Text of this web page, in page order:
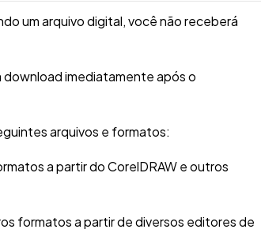
um arquivo digital, você não receberá
imediatamente após o
arquivos e formatos:
a partir do CorelDRAW e outros
formatos a partir de diversos editores de